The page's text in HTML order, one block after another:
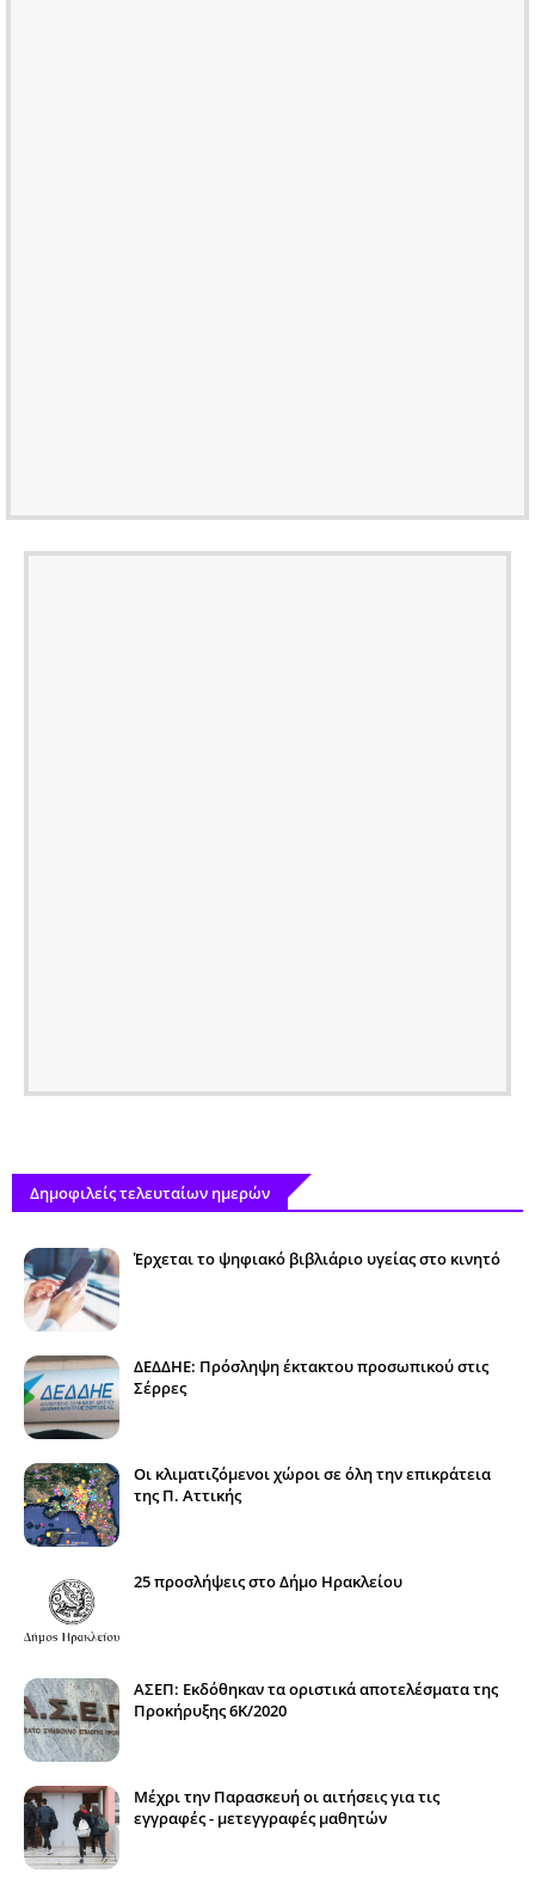
Δημοφιλείς τελευταίων ημερών
Έρχεται το ψηφιακό βιβλιάριο υγείας στο κινητό
ΔΕΔΔΗΕ: Πρόσληψη έκτακτου προσωπικού στις
Σέρρες
Οι κλιματιζόμενοι χώροι σε όλη την επικράτεια
της Π. Αττικής
25 προσλήψεις στο Δήμο Ηρακλείου
ΑΣΕΠ: Εκδόθηκαν τα οριστικά αποτελέσματα της
Προκήρυξης 6Κ/2020
Μέχρι την Παρασκευή οι αιτήσεις για τις
εγγραφές - μετεγγραφές μαθητών